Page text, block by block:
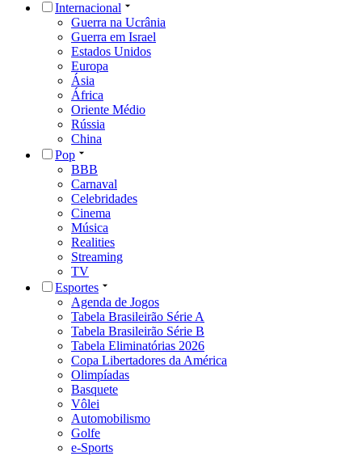
Internacional
Guerra na Ucrânia
Guerra em Israel
Estados Unidos
Europa
Ásia
África
Oriente Médio
Rússia
China
Pop
BBB
Carnaval
Celebridades
Cinema
Música
Realities
Streaming
TV
Esportes
Agenda de Jogos
Tabela Brasileirão Série A
Tabela Brasileirão Série B
Tabela Eliminatórias 2026
Copa Libertadores da América
Olimpíadas
Basquete
Vôlei
Automobilismo
Golfe
e-Sports